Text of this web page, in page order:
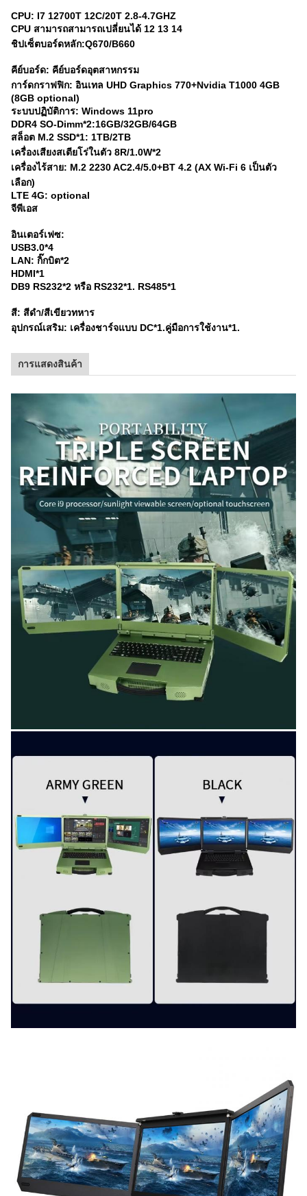
CPU: I7 12700T 12C/20T 2.8-4.7GHZ
CPU สามารถสามารถเปลี่ยนได้ 12 13 14
ชิปเซ็ตบอร์ดหลัก:Q670/B660
คีย์บอร์ด: คีย์บอร์ดอุตสาหกรรม
การ์ดกราฟฟิก: อินเทล UHD Graphics 770+Nvidia T1000 4GB
(8GB optional)
ระบบปฏิบัติการ: Windows 11pro
DDR4 SO-Dimm*2:16GB/32GB/64GB
สล็อต M.2 SSD*1: 1TB/2TB
เครื่องเสียงสเตียโร่ในตัว 8R/1.0W*2
เครื่องไร้สาย: M.2 2230 AC2.4/5.0+BT 4.2 (AX Wi-Fi 6 เป็นตัว
เลือก)
LTE 4G: optional
จีพีเอส
อินเตอร์เฟซ:
USB3.0*4
LAN: กิ๊กบิต*2
HDMI*1
DB9 RS232*2 หรือ RS232*1. RS485*1
สี: สีดํา/สีเขียวทหาร
อุปกรณ์เสริม: เครื่องชาร์จแบบ DC*1.คู่มือการใช้งาน*1.
การแสดงสินค้า